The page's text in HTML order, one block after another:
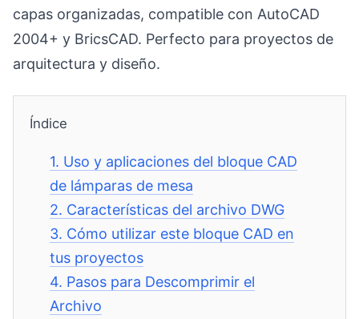
capas organizadas, compatible con AutoCAD
2004+ y BricsCAD. Perfecto para proyectos de
arquitectura y diseño.
Índice
1. Uso y aplicaciones del bloque CAD
de lámparas de mesa
2. Características del archivo DWG
3. Cómo utilizar este bloque CAD en
tus proyectos
4. Pasos para Descomprimir el
Archivo